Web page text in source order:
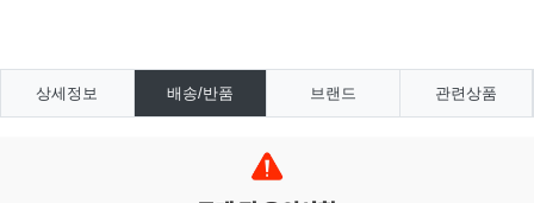
상세정보 배송/반품 브랜드 관련상품